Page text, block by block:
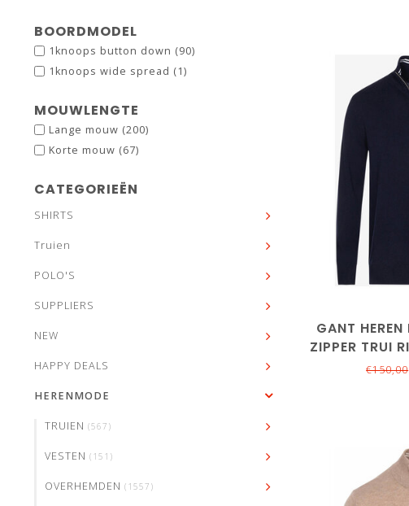
BOORDMODEL
1knoops button down (90)
1knoops wide spread (1)
MOUWLENGTE
Lange mouw (200)
Korte mouw (67)
CATEGORIEËN
SHIRTS
Truien
POLO'S
SUPPLIERS
NEW
HAPPY DEALS
HERENMODE
TRUIEN (567)
VESTEN (151)
OVERHEMDEN (1557)
GANT
ZIPPER TRUI
€150,00